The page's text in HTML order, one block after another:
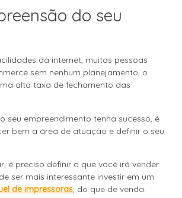
do seu
da internet, muitas pessoas
sem nenhum planejamento, o
alta taxa de fechamento das
seu empreendimento tenha sucesso, é
bem a área de atuação e definir o seu
é preciso definir o que você irá vender.
ser mais interessante investir em um
de impressoras, do que de venda.